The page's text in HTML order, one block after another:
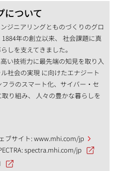
について
ジニアリングとものづくりのグロ
年の創立以来、 社会課題に真
しを支えてきました。
い技術力に最先端の知見を取り入
社会の実現 に向けたエナジート
ラのスマート化、サイバー・セ
り組み、 人々の豊かな暮らしを
ブサイト:www.mhi.com/jp
spectra.mhi.com/jp